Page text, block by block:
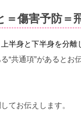
傷害予防＝
半身と下半身を分
“共通項”があるとお
てお伝えします。